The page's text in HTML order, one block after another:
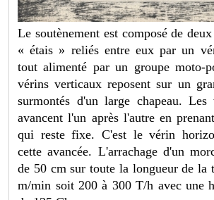
Le soutènement est composé de
« étais » reliés entre eux par un
tout alimenté par un groupe moto-
vérins verticaux reposent sur un
surmontés d'un large chapeau.
avancent l'un après l'autre en
qui reste fixe. C'est le vérin
cette avancée. L'arrachage d'un
de 50 cm sur toute la longueur de la
m/min soit 200 à 300 T/h avec une